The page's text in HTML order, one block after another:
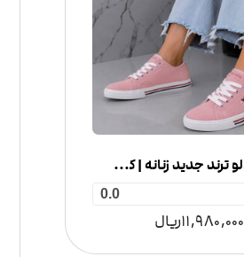
ونس پولو ترند جدید زنانه | کتونی سبک و راحت با رویه تنفس‌پذیر
0.0
11,980,000ریال